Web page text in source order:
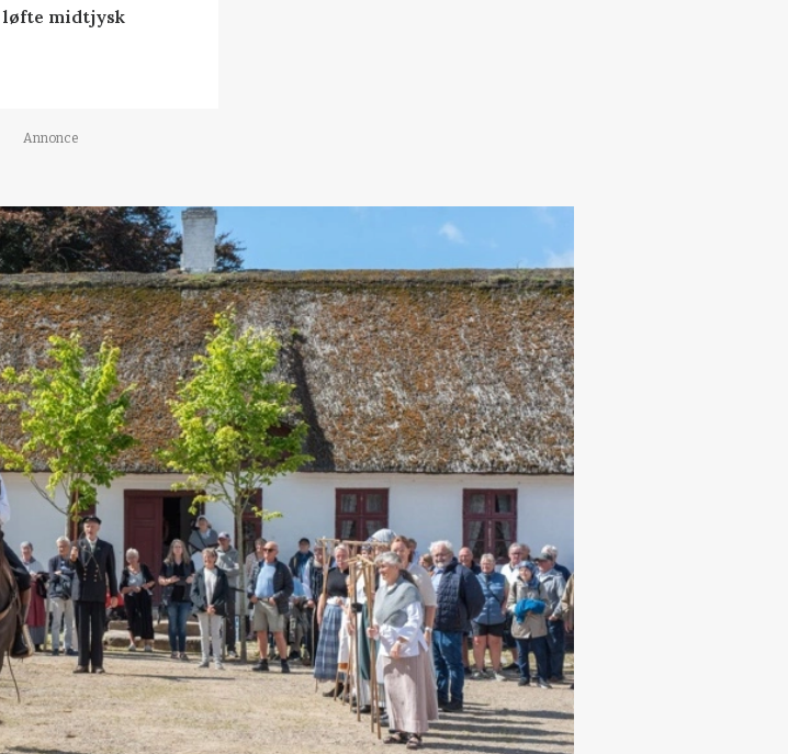
løfte midtjysk
Annonce